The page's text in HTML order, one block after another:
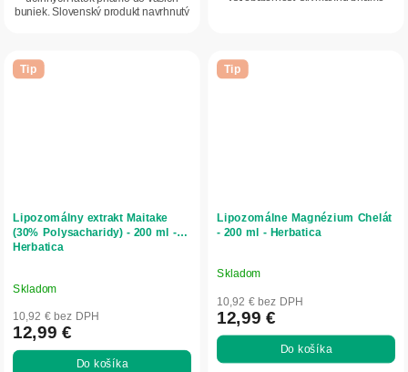
buniek. Slovenský produkt navrhnutý
Tip
Lipozomálny extrakt Maitake
(30% Polysacharidy) - 200 ml -
Herbatica
Skladom
10,92 € bez DPH
12,99 €
Do košíka
Tip
Lipozomálne Magnézium Chelát
- 200 ml - Herbatica
Priemerné
hodnotenie
produktu
je
5,0
Skladom
10,92 € bez DPH
12,99 €
Do košíka